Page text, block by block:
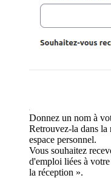
Donnez un nom à
Retrouvez-la dans
espace personnel.
Vous souhaitez
d'emploi liées à
la réception ».